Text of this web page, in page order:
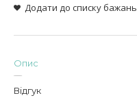
Додати до списку бажань
Опис
Відгук